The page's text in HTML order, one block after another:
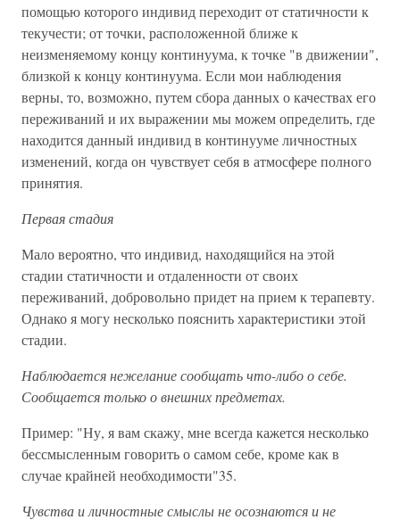
помощью которого индивид переходит от статичности к
текучести; от точки, расположенной ближе к
неизменяемому концу континуума, к точке "в движении",
близкой к концу континуума. Если мои наблюдения
верны, то, возможно, путем сбора данных о качествах его
переживаний и их выражении мы можем определить, где
находится данный индивид в континууме личностных
изменений, когда он чувствует себя в атмосфере полного
принятия.
Первая стадия
Мало вероятно, что индивид, находящийся на этой
стадии статичности и отдаленности от своих
переживаний, добровольно придет на прием к терапевту.
Однако я могу несколько пояснить характеристики этой
стадии.
Наблюдается нежелание сообщать что-либо о себе.
Сообщается только о внешних предметах.
Пример: "Ну, я вам скажу, мне всегда кажется несколько
бессмысленным говорить о самом себе, кроме как в
случае крайней необходимости"35.
Чувства и личностные смыслы не осознаются и не